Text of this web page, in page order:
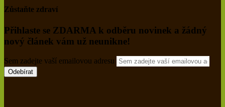
Zůstaňte zdraví
Přihlaste se ZDARMA k odběru novinek a žádný
nový článek vám už neunikne!
Sem zadejte vaší emailovou adresu